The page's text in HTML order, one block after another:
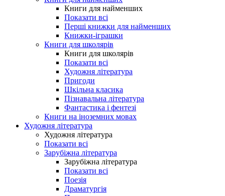
Книги для найменших
Показати всі
Перші книжки для найменших
Книжки-іграшки
Книги для школярів
Книги для школярів
Показати всі
Художня література
Пригоди
Шкільна класика
Пізнавальна література
Фантастика і фентезі
Книги на іноземних мовах
Художня література
Художня література
Показати всі
Зарубіжна література
Зарубіжна література
Показати всі
Поезія
Драматургія